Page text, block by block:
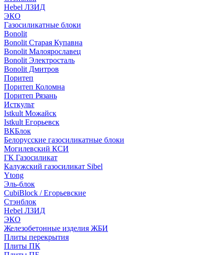
Hebel ЛЗИД
ЭКО
Газосиликатные блоки
Bonolit
Bonolit Старая Купавна
Bonolit Малоярославец
Bonolit Электросталь
Bonolit Дмитров
Поритеп
Поритеп Коломна
Поритеп Рязань
Исткульт
Istkult Можайск
Istkult Егорьевск
ВКБлок
Белорусские газосиликатные блоки
Могилевский КСИ
ГК Газосиликат
Калужский газосиликат Sibel
Ytong
Эль-блок
CubiBlock / Егорьевские
Стэнблок
Hebel ЛЗИД
ЭКО
Железобетонные изделия ЖБИ
Плиты перекрытия
Плиты ПК